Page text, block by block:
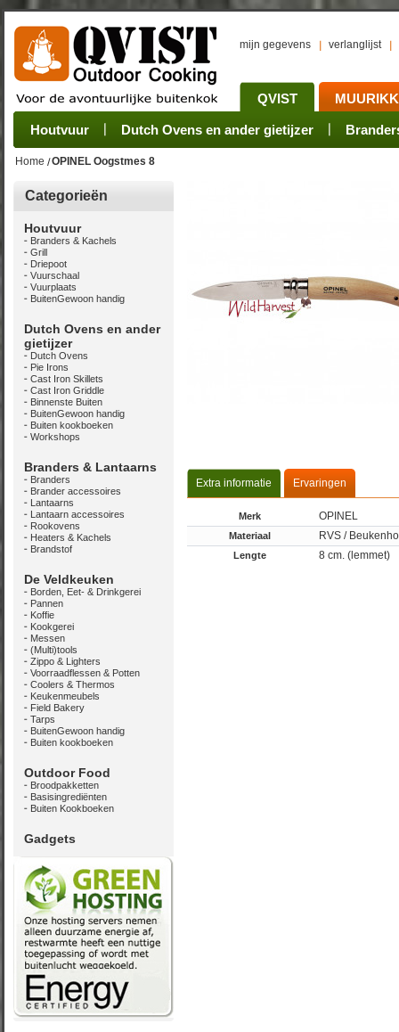
mijn gegevens verlanglijst
QVIST
Houtvuur Dutch Ovens en ander gietijzer
Grillplaat & ijzers Pannen Rookovens
Oogsten Verwerken Bewaren Onderhoud
Sets Stoves Camping sets Pots, Pans, Kettles
Home OPINEL Oogstmes 8
Categorieën
Houtvuur
Branders & Kachels
Grill
Driepoot
Vuurschaal
Vuurplaats
BuitenGewoon handig
Dutch Ovens en ander
gietijzer
Dutch Ovens
Pie Irons
Cast Iron Skillets
Cast Iron Griddle
Binnenste Buiten
BuitenGewoon handig
Buiten kookboeken
Workshops
Branders & Lantaarns
Branders
Brander accessoires
Lantaarns
Lantaarn accessoires
Rookovens
Heaters & Kachels
Brandstof
De Veldkeuken
Borden, Eet- & Drinkgerei
Pannen
Koffie
Kookgerei
Messen
(Multi)tools
Zippo & Lighters
Voorraadflessen & Potten
Coolers & Thermos
Keukenmeubels
Field Bakery
Tarps
BuitenGewoon handig
Buiten kookboeken
Outdoor Food
Broodpakketten
Basisingrediënten
Buiten Kookboeken
Gadgets
Extra informatie Ervaringen
Merk OPINEL
Materiaal RVS /
Lengte 8 cm. (lemmet)